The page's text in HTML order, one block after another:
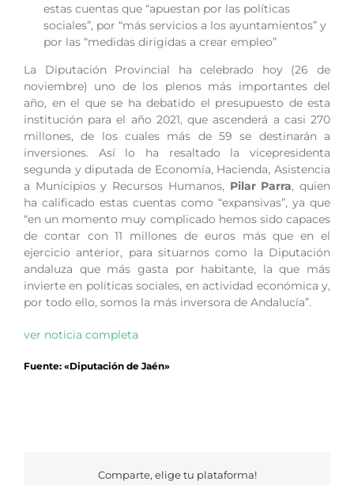
estas cuentas que “apuestan por las políticas
sociales”, por “más servicios a los ayuntamientos” y
por las “medidas dirigidas a crear empleo”
La Diputación Provincial ha celebrado hoy (26 de
noviembre) uno de los plenos más importantes del
año, en el que se ha debatido el presupuesto de esta
institución para el año 2021, que ascenderá a casi 270
millones, de los cuales más de 59 se destinarán a
inversiones. Así lo ha resaltado la vicepresidenta
segunda y diputada de Economía, Hacienda, Asistencia
a Municipios y Recursos Humanos, Pilar Parra, quien
ha calificado estas cuentas como “expansivas”, ya que
“en un momento muy complicado hemos sido capaces
de contar con 11 millones de euros más que en el
ejercicio anterior, para situarnos como la Diputación
andaluza que más gasta por habitante, la que más
invierte en políticas sociales, en actividad económica y,
por todo ello, somos la más inversora de Andalucía”.
ver noticia completa
Fuente: «Diputación de Jaén»
Comparte, elige tu plataforma!